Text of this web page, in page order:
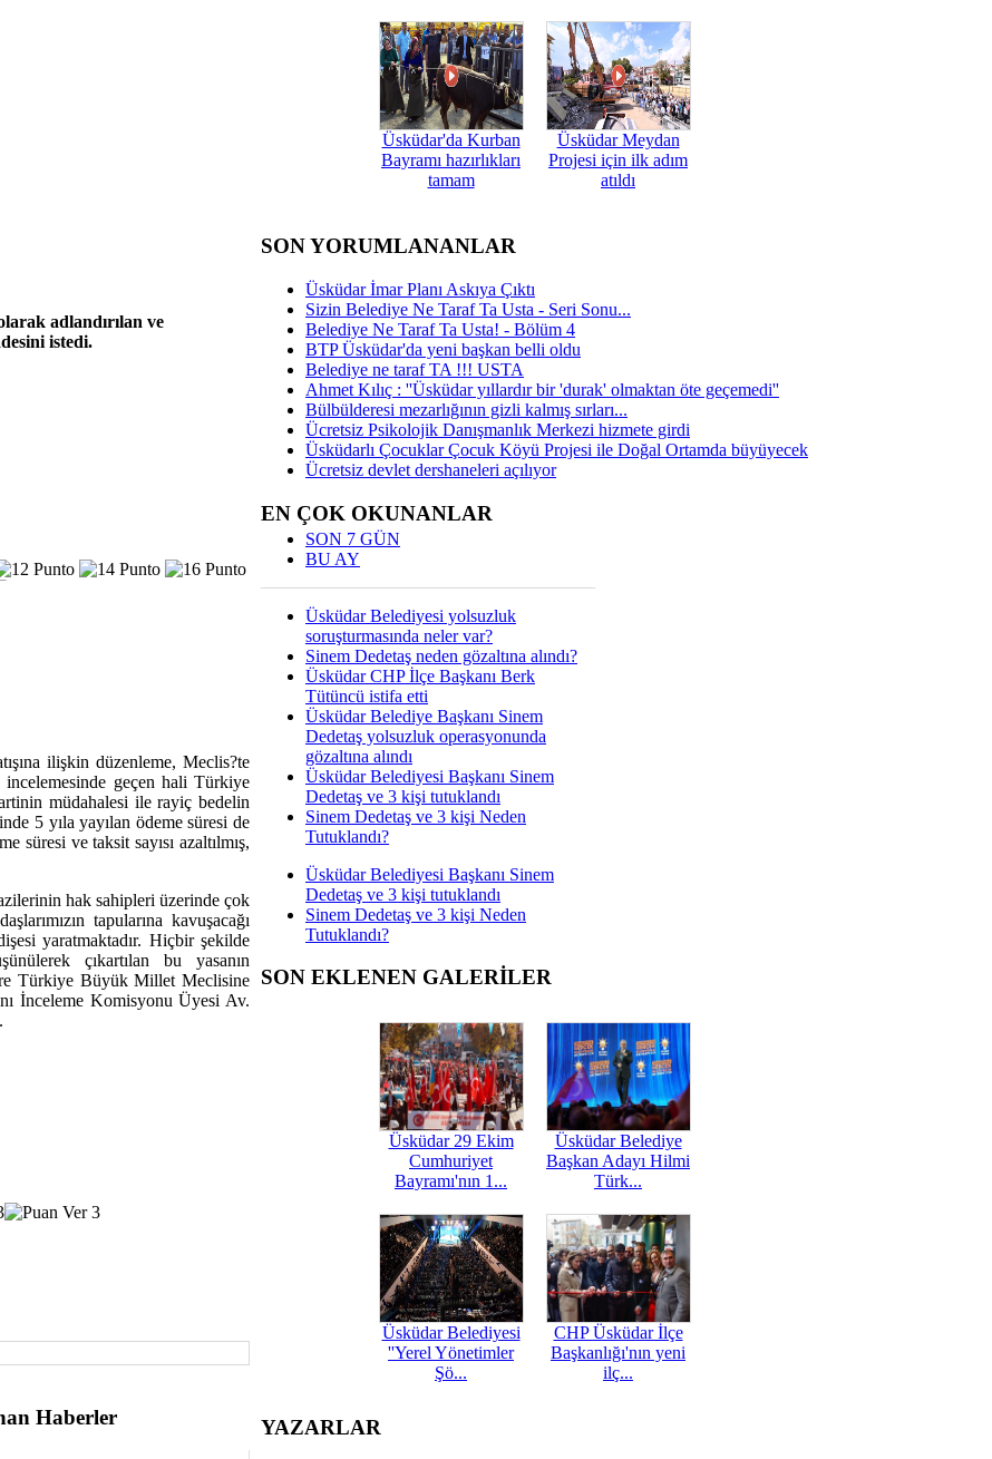
adlandırılan ve
istedi.
ilişkin düzenleme, Meclis?te
incelemesinde geçen hali Türkiye
müdahalesi ile rayiç bedelin
5 yıla yayılan ödeme süresi de
süresi ve taksit sayısı azaltılmış,
hak sahipleri üzerinde çok
tapularına kavuşacağı
yaratmaktadır. Hiçbir şekilde
çıkartılan bu yasanın
Türkiye Büyük Millet Meclisine
İnceleme Komisyonu Üyesi Av.
Haberler
Üsküdar'da Kurban
Bayramı hazırlıkları
tamam
Üsküdar Meydan
Projesi için ilk adım
atıldı
SON YORUMLANANLAR
Üsküdar İmar Planı Askıya Çıktı
Sizin Belediye Ne Taraf Ta Usta - Seri Sonu...
Belediye Ne Taraf Ta Usta! - Bölüm 4
BTP Üsküdar'da yeni başkan belli oldu
Belediye ne taraf TA !!! USTA
Ahmet Kılıç : ''Üsküdar yıllardır bir 'durak' olmaktan öte geçemedi''
Bülbülderesi mezarlığının gizli kalmış sırları...
Ücretsiz Psikolojik Danışmanlık Merkezi hizmete girdi
Üsküdarlı Çocuklar Çocuk Köyü Projesi ile Doğal Ortamda büyüyecek
Ücretsiz devlet dershaneleri açılıyor
EN ÇOK OKUNANLAR
SON 7 GÜN
BU AY
Üsküdar Belediyesi yolsuzluk
soruşturmasında neler var?
Sinem Dedetaş neden gözaltına alındı?
Üsküdar CHP İlçe Başkanı Berk
Tütüncü istifa etti
Üsküdar Belediye Başkanı Sinem
Dedetaş yolsuzluk operasyonunda
gözaltına alındı
Üsküdar Belediyesi Başkanı Sinem
Dedetaş ve 3 kişi tutuklandı
Sinem Dedetaş ve 3 kişi Neden
Tutuklandı?
Üsküdar Belediyesi Başkanı Sinem
Dedetaş ve 3 kişi tutuklandı
Sinem Dedetaş ve 3 kişi Neden
Tutuklandı?
SON EKLENEN GALERİLER
Üsküdar 29 Ekim
Cumhuriyet
Bayramı'nın 1...
Üsküdar Belediye
Başkan Adayı Hilmi
Türk...
Üsküdar Belediyesi
''Yerel Yönetimler
Şö...
CHP Üsküdar İlçe
Başkanlığı'nın yeni
ilç...
YAZARLAR